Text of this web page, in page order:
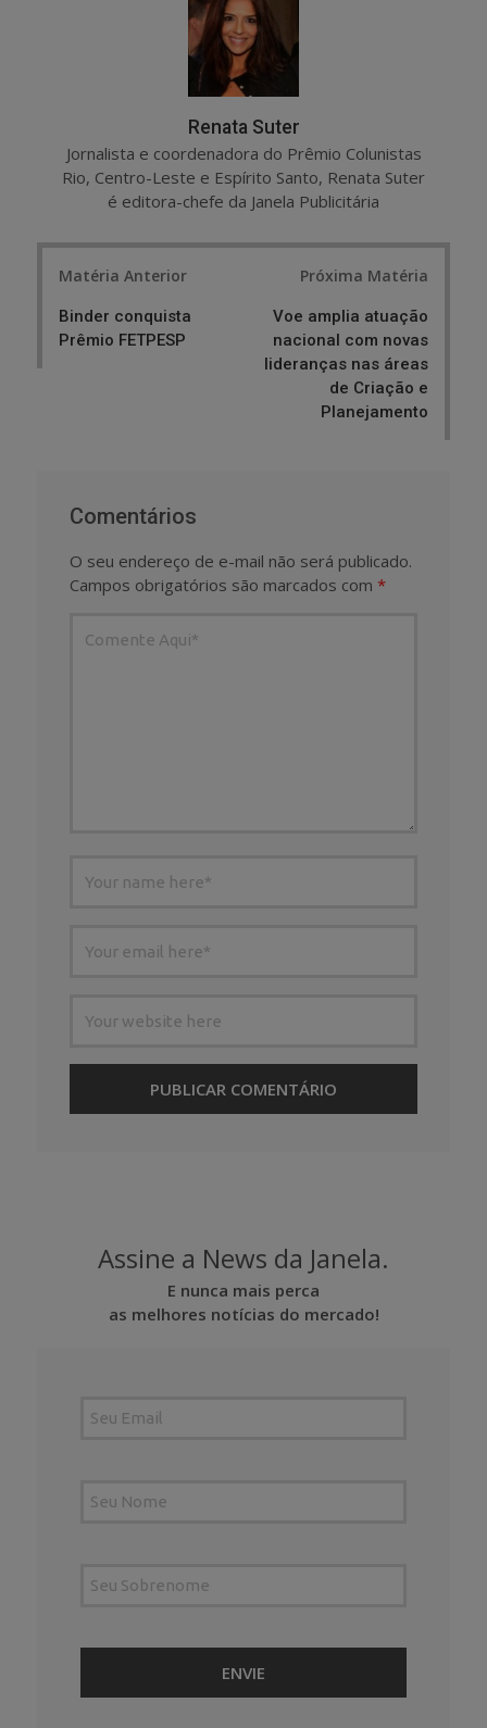
Renata Suter
Jornalista e coordenadora do Prêmio Colunistas
Rio, Centro-Leste e Espírito Santo, Renata Suter
é editora-chefe da Janela Publicitária
Matéria Anterior
Binder conquista
Prêmio FETPESP
Próxima Matéria
Voe amplia atuação
nacional com novas
lideranças nas áreas
de Criação e
Planejamento
Comentários
O seu endereço de e-mail não será publicado.
Campos obrigatórios são marcados com *
Assine a News da Janela.
E nunca mais perca
as melhores notícias do mercado!